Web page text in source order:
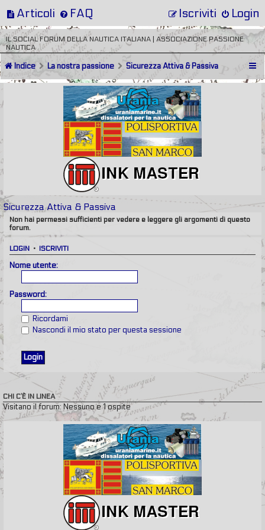
Articoli FAQ Login
Iscriviti
IL SOCIAL FORUM DELLA NAUTICA ITALIANA | ASSOCIAZIONE PASSIONE
NAUTICA
Indice La nostra passione Sicurezza Attiva & Passiva
Sicurezza Attiva & Passiva
Non hai permessi sufficienti per vedere e leggere gli argomenti di questo
forum.
LOGIN • ISCRIVITI
Nome utente:
Password:
Ricordami
Nascondi il mio stato per questa sessione
CHI C’È IN LINEA
Visitano il forum: Nessuno e 1 ospite